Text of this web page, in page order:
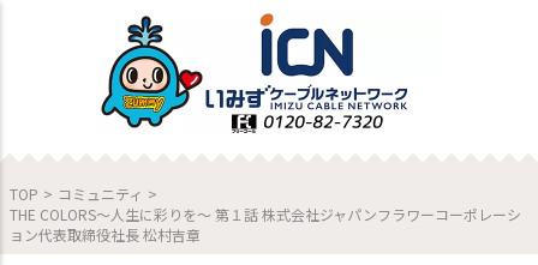
TOP > コミュニティ >
THE COLORS～人生に彩りを～ 第１話 株式会社ジャパンフラワーコーポレーシ
ョン代表取締役社長 松村吉章